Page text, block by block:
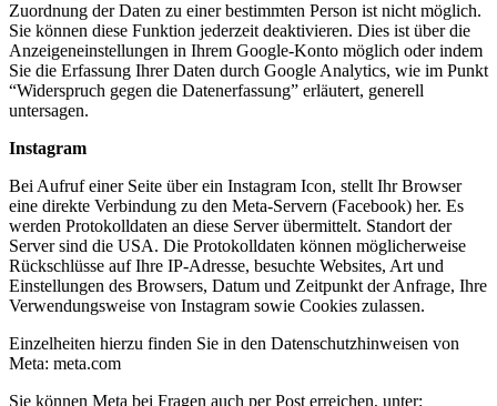
Zuordnung der Daten zu einer bestimmten Person ist nicht möglich.
Sie können diese Funktion jederzeit deaktivieren. Dies ist über die
Anzeigeneinstellungen in Ihrem Google-Konto möglich oder indem
Sie die Erfassung Ihrer Daten durch Google Analytics, wie im Punkt
“Widerspruch gegen die Datenerfassung” erläutert, generell
untersagen.
Instagram
Bei Aufruf einer Seite über ein Instagram Icon, stellt Ihr Browser
eine direkte Verbindung zu den Meta-Servern (Facebook) her. Es
werden Protokolldaten an diese Server übermittelt. Standort der
Server sind die USA. Die Protokolldaten können möglicherweise
Rückschlüsse auf Ihre IP-Adresse, besuchte Websites, Art und
Einstellungen des Browsers, Datum und Zeitpunkt der Anfrage, Ihre
Verwendungsweise von Instagram sowie Cookies zulassen.
Einzelheiten hierzu finden Sie in den Datenschutzhinweisen von
Meta: meta.com
Sie können Meta bei Fragen auch per Post erreichen, unter: